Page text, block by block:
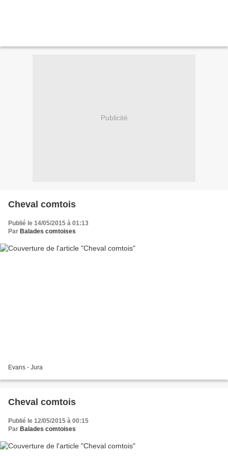
Publicité
Cheval comtois
Publié le 14/05/2015 à 01:13
Par Balades comtoises
Evans - Jura
Cheval comtois
Publié le 12/05/2015 à 00:15
Par Balades comtoises